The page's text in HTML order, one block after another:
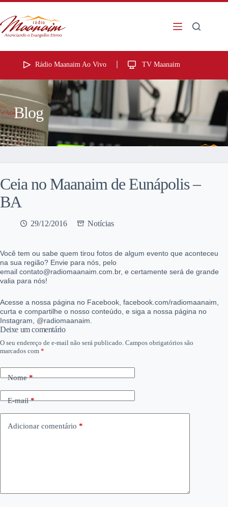
Rádio Maanaim Ao Vivo TV Maanaim
Blog
Ceia no Maanaim de Eunápolis –
BA
29/12/2016 Notícias
Você tem ou sabe quem tirou fotos de algum evento que aconteceu
na sua região? Envie para nós, pelo
email contato@radiomaanaim.com.br, e certamente será de grande
valia para nós!
Acesse a nossa página no Facebook, facebook.com/radiomaanaim,
curta e compartilhe o nosso conteúdo, e siga a nossa página no
Instagram, @radiomaanaim.
Deixe um comentário
O seu endereço de e-mail não será publicado. Campos obrigatórios são
marcados com *
Nome*
E-mail*
Adicionar comentário *